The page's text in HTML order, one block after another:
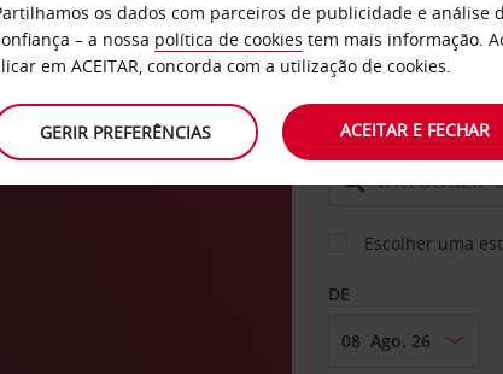
CARRO
LEVANTAR EM
Escolher uma
DE
os dados com parceiros de publicidade e análise
– a nossa política de cookies tem mais informação.
em ACEITAR, concorda com a utilização de cookies.
GERIR PREFERÊNCIAS ACEITAR E FECHAR